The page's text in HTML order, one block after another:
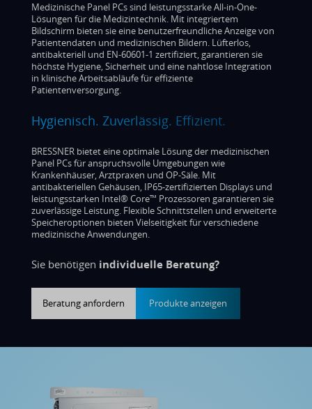
Medizinische Panel PCs sind leistungsstarke All-in-One-
Lösungen für die Medizintechnik. Mit integriertem
Bildschirm bieten sie eine benutzerfreundliche Anzeige von
Patientendaten und medizinischen Bildern. Lüfterlos,
antibakteriell und EN-60601-1 zertifiziert, garantieren sie
höchste Hygiene, Sicherheit und eine nahtlose Integration
in klinische Arbeitsabläufe für effiziente
Patientenversorgung.
Hygienisch. Zuverlässig. Effizient.
BRESSNER bietet eine optimale Lösung der medizinischen
Panel PCs für anspruchsvolle Umgebungen wie
Krankenhäuser, Arztpraxen und OP-Säle. Mit
antibakteriellen Gehäusen, IP65-zertifizierten Displays und
leistungsstarken Intel® Core™ Prozessoren garantieren sie
zuverlässige Leistung. Flexible Schnittstellen und erweiterte
Speicheroptionen bieten Vielseitigkeit für verschiedene
medizinische Anwendungen.
Sie benötigen individuelle Beratung?
Beratung anfordern Produkte anzeigen